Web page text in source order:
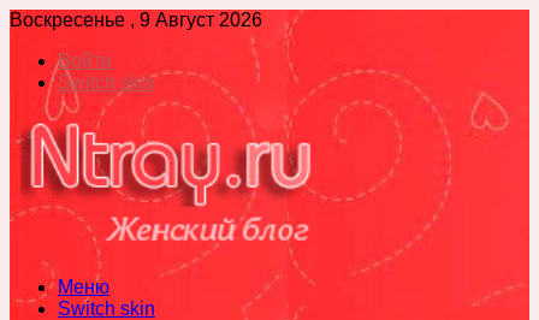
Воскресенье , 9 Август 2026
Войти
Switch skin
Меню
Switch skin